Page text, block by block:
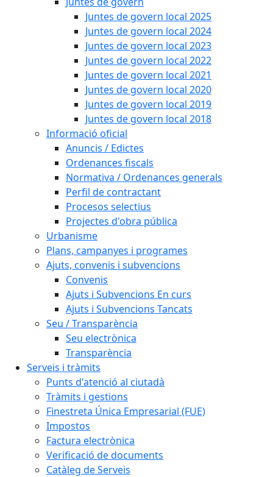
Juntes de govern local 2025
Juntes de govern local 2024
Juntes de govern local 2023
Juntes de govern local 2022
Juntes de govern local 2021
Juntes de govern local 2020
Juntes de govern local 2019
Juntes de govern local 2018
Informació oficial
Anuncis / Edictes
Ordenances fiscals
Normativa / Ordenances generals
Perfil de contractant
Procesos selectius
Projectes d'obra pública
Urbanisme
Plans, campanyes i programes
Ajuts, convenis i subvencions
Convenis
Ajuts i Subvencions En curs
Ajuts i Subvencions Tancats
Seu / Transparència
Seu electrònica
Transparència
Serveis i tràmits
Punts d'atenció al ciutadà
Tràmits i gestions
Finestreta Única Empresarial (FUE)
Impostos
Factura electrònica
Verificació de documents
Catàleg de Serveis